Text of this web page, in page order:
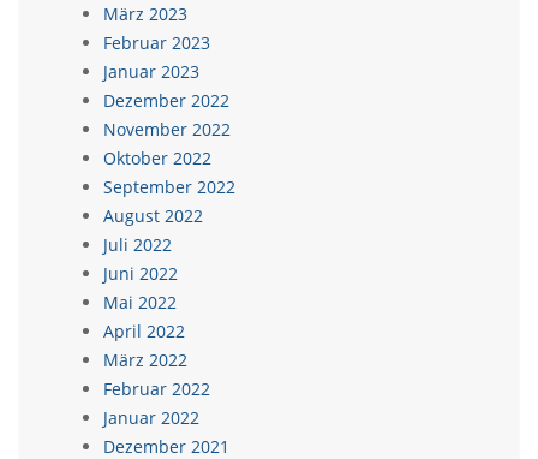
März 2023
Februar 2023
Januar 2023
Dezember 2022
November 2022
Oktober 2022
September 2022
August 2022
Juli 2022
Juni 2022
Mai 2022
April 2022
März 2022
Februar 2022
Januar 2022
Dezember 2021